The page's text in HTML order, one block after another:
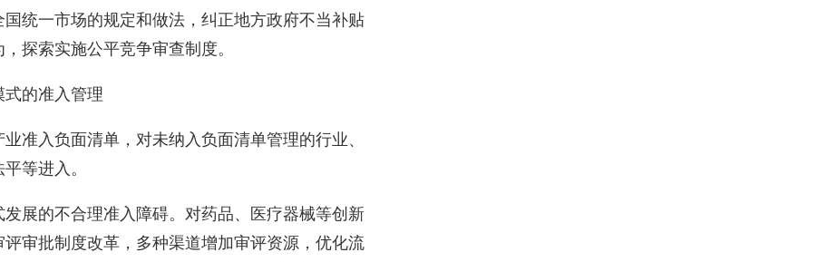
统一市场的规定和做法，纠正地方政府不当补贴
探索实施公平竞争审查制度。
式的准入管理
准入负面清单，对未纳入负面清单管理的行业、
等进入。
展的不合理准入障碍。对药品、医疗器械等创新
审批制度改革，多种渠道增加审评资源，优化流